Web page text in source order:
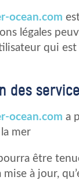
ocean.com
légales
qui
des
ocean.com a
mer
être
mise à jour,